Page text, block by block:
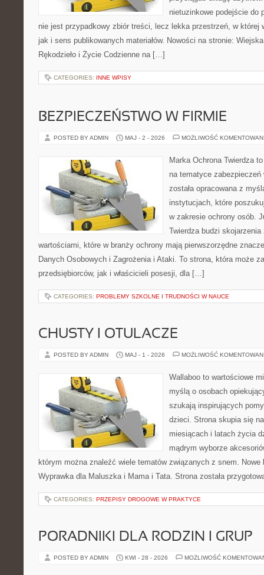
nietuzinkowe podejście do
nie jest przypadkowy zbiór treści, lecz lekka przestrzeń, w której
jak i sens publikowanych materiałów. Nowości na stronie:
Rękodzieło i Życie Codzienne na […]
CATEGORIES: INNE WPISY
BEZPIECZEŃSTWO W FIRMIE
POSTED BY ADMIN MAJ - 2 - 2026 MOŻLIWOŚĆ
Marka Ochrona Twierdza
na tematyce
została opracowana z
instytucjach, które
w zakresie ochrony osób.
Twierdza budzi
wartościami, które w branży ochrony mają pierwszorzędne
Danych Osobowych i Zagrożenia i Ataki. To strona, która może
przedsiębiorców, jak i właścicieli posesji, dla […]
CATEGORIES: PROBLEMY SZKOLNE I TRUDNOŚCI W NAUCE
CHUSTY I OTULACZE
POSTED BY ADMIN MAJ - 1 - 2026 MOŻLIWOŚĆ
Wallaboo to wartościowe
myślą o osobach
szukają inspirujących
dzieci. Strona skupia się
miesiącach i latach życia
mądrym wyborze
którym można znaleźć wiele tematów związanych z snem. Nowe
Wyprawka dla Maluszka i Mama i Tata. Strona została
CATEGORIES: PRZEPISY DROGOWE W PRAKTYCE
PORADNIKI DLA RODZIN I GRUP
POSTED BY ADMIN KWI - 28 - 2026 MOŻLIWOŚĆ